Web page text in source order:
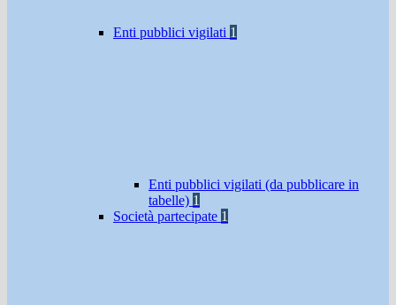
Enti pubblici vigilati 1
Enti pubblici vigilati (da pubblicare in
tabelle) 1
Società partecipate 1